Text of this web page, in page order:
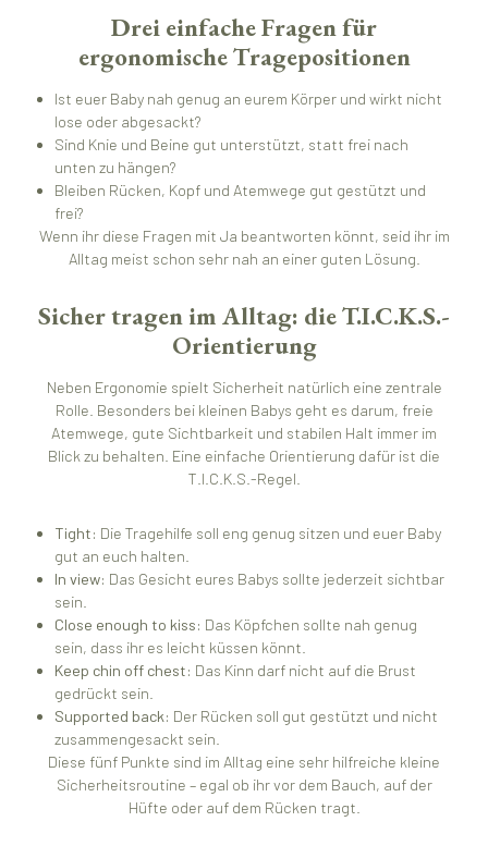
Drei einfache Fragen für
ergonomische Tragepositionen
Ist euer Baby nah genug an eurem Körper und wirkt nicht
lose oder abgesackt?
Sind Knie und Beine gut unterstützt, statt frei nach
unten zu hängen?
Bleiben Rücken, Kopf und Atemwege gut gestützt und
frei?
Wenn ihr diese Fragen mit Ja beantworten könnt, seid ihr im
Alltag meist schon sehr nah an einer guten Lösung.
Sicher tragen im Alltag: die T.I.C.K.S.-
Orientierung
Neben Ergonomie spielt Sicherheit natürlich eine zentrale
Rolle. Besonders bei kleinen Babys geht es darum, freie
Atemwege, gute Sichtbarkeit und stabilen Halt immer im
Blick zu behalten. Eine einfache Orientierung dafür ist die
T.I.C.K.S.-Regel.
Tight: Die Tragehilfe soll eng genug sitzen und euer Baby
gut an euch halten.
In view: Das Gesicht eures Babys sollte jederzeit sichtbar
sein.
Close enough to kiss: Das Köpfchen sollte nah genug
sein, dass ihr es leicht küssen könnt.
Keep chin off chest: Das Kinn darf nicht auf die Brust
gedrückt sein.
Supported back: Der Rücken soll gut gestützt und nicht
zusammengesackt sein.
Diese fünf Punkte sind im Alltag eine sehr hilfreiche kleine
Sicherheitsroutine – egal ob ihr vor dem Bauch, auf der
Hüfte oder auf dem Rücken tragt.